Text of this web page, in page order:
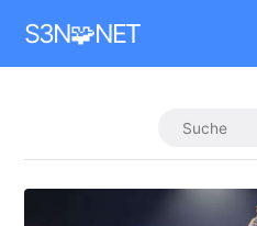
S3N🧩NET